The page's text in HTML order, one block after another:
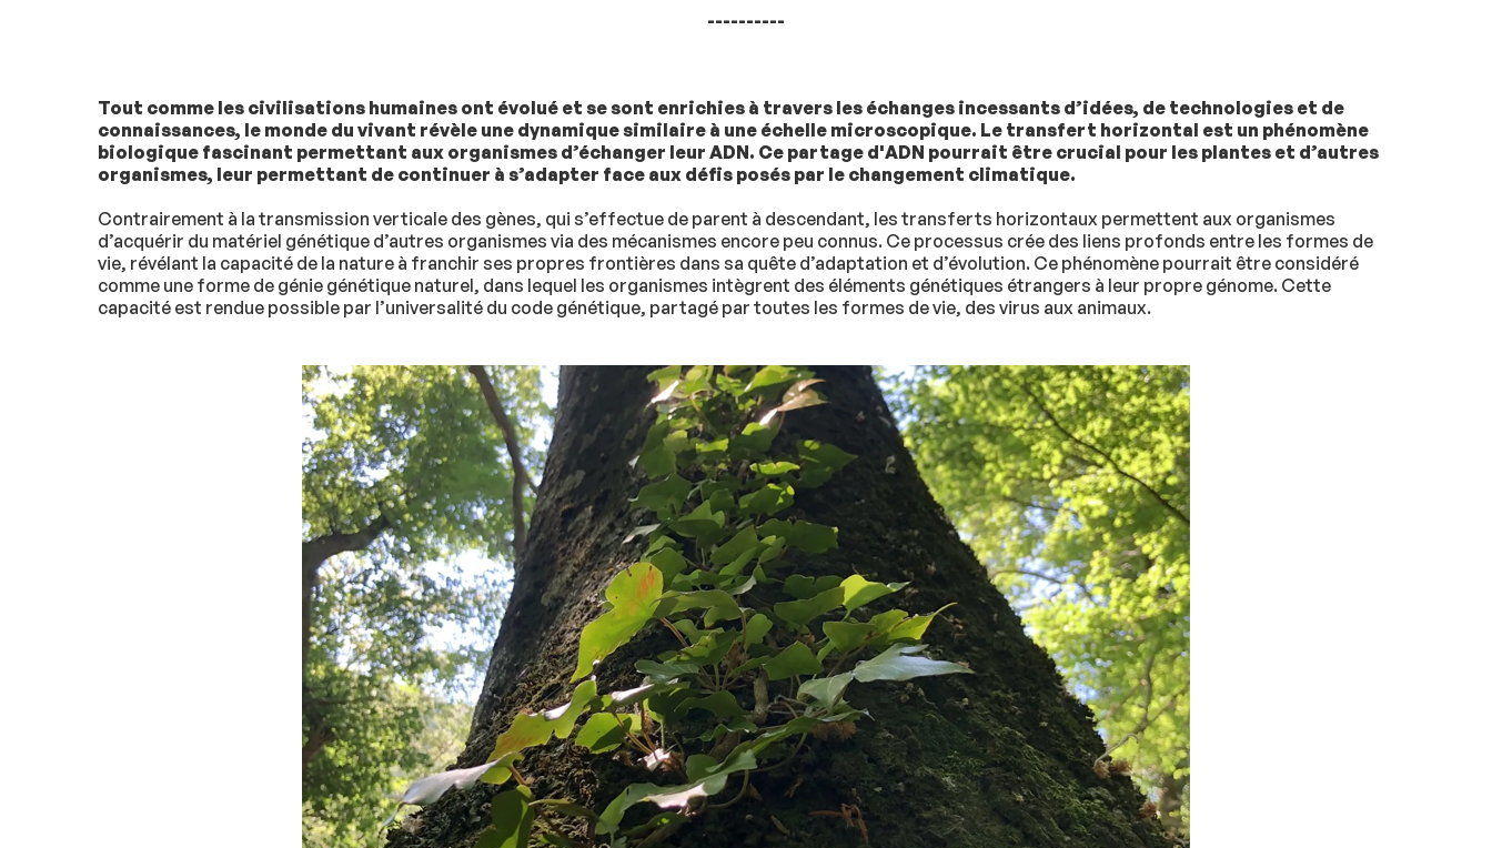
----------
Tout comme les civilisations humaines ont évolué et se sont enrichies à travers les échanges incessants d’idées, de technologies et de
connaissances, le monde du vivant révèle une dynamique similaire à une échelle microscopique. Le transfert horizontal est un phénomène
biologique fascinant permettant aux organismes d’échanger leur ADN. Ce partage d'ADN pourrait être crucial pour les plantes et d’autres
organismes, leur permettant de continuer à s’adapter face aux défis posés par le changement climatique.
Contrairement à la transmission verticale des gènes, qui s’effectue de parent à descendant, les transferts horizontaux permettent aux organismes
d’acquérir du matériel génétique d’autres organismes via des mécanismes encore peu connus. Ce processus crée des liens profonds entre les formes de
vie, révélant la capacité de la nature à franchir ses propres frontières dans sa quête d’adaptation et d’évolution. Ce phénomène pourrait être considéré
comme une forme de génie génétique naturel, dans lequel les organismes intègrent des éléments génétiques étrangers à leur propre génome. Cette
capacité est rendue possible par l’universalité du code génétique, partagé par toutes les formes de vie, des virus aux animaux.